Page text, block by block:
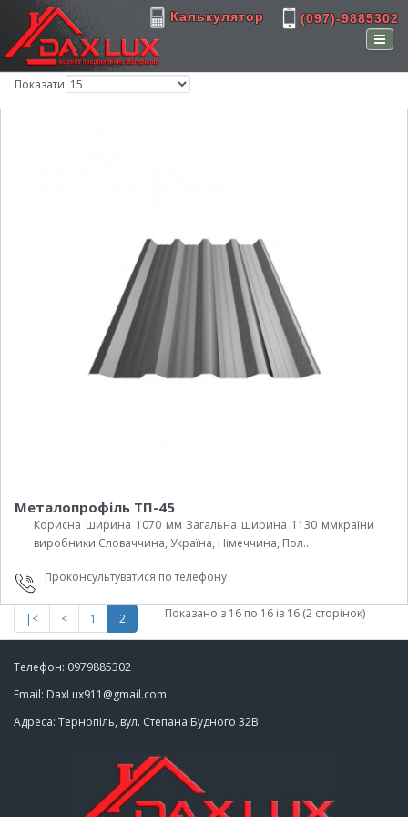
(097)-9885302
Калькулятор
Показати
Металопрофіль ТП-45
Корисна ширина 1070 мм Загальна ширина 1130 ммкраїни
виробники Cловаччина, Україна, Німеччина, Пол..
Проконсультуватися по телефону
|< < 1 2 Показано з 16 по 16 із 16 (2 сторінок)
Телефон: 0979885302
Email: DaxLux911@gmail.com
Адреса: Тернопіль, вул. Степана Будного 32В